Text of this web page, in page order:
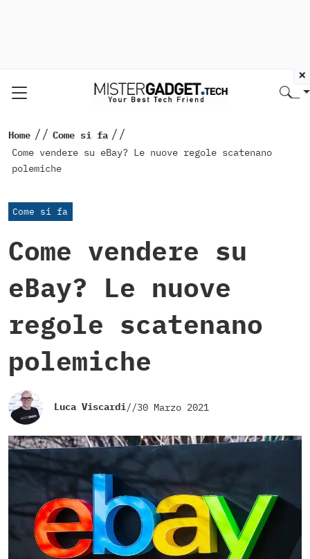
Home // Come si fa //
Come vendere su eBay? Le nuove regole scatenano
polemiche
Come si fa
Come vendere su
eBay? Le nuove
regole scatenano
polemiche
Luca Viscardi//30 Marzo 2021
×